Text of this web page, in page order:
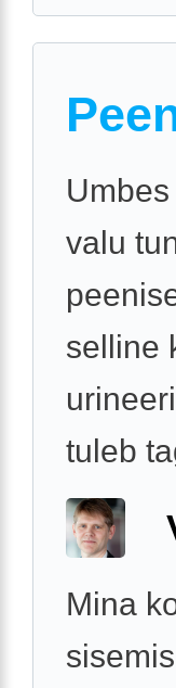
valu
selline
tuleb
Mina